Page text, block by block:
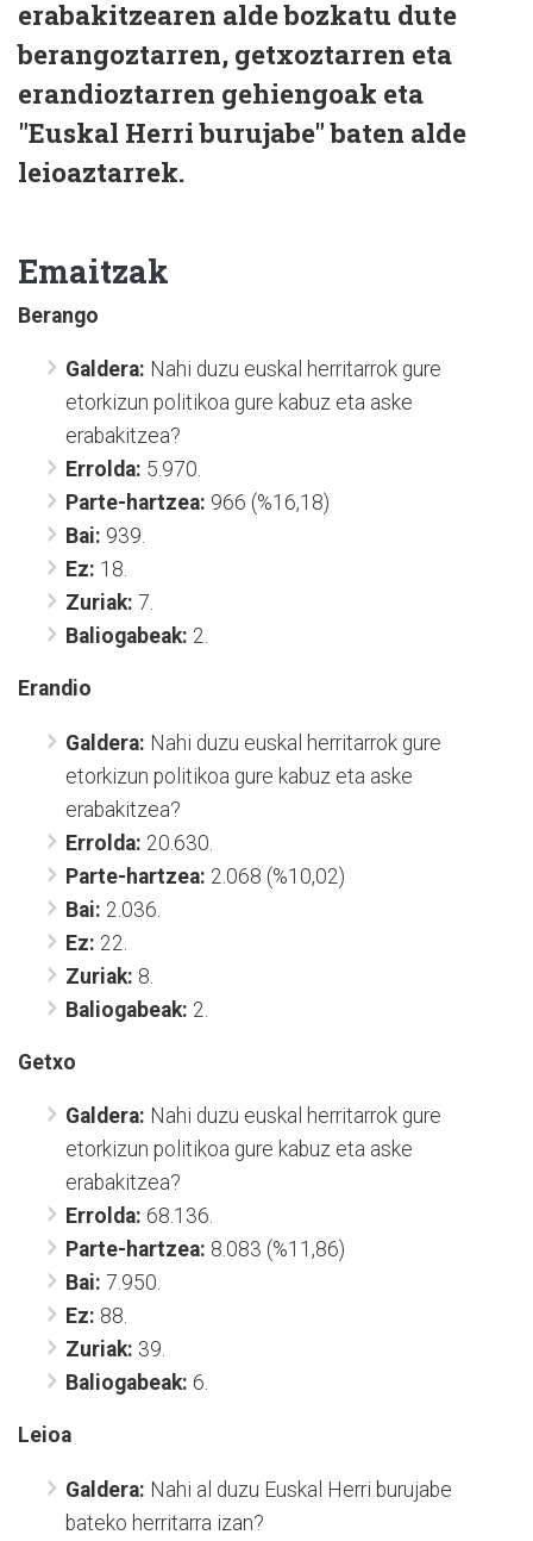
erabakitzearen alde bozkatu dute
berangoztarren, getxoztarren eta
erandioztarren gehiengoak eta
"Euskal Herri burujabe" baten alde
leioaztarrek.
Emaitzak
Berango
Galdera: Nahi duzu euskal herritarrok gure
etorkizun politikoa gure kabuz eta aske
erabakitzea?
Errolda: 5.970.
Parte-hartzea: 966 (%16,18)
Bai: 939.
Ez: 18.
Zuriak: 7.
Baliogabeak: 2.
Erandio
Galdera: Nahi duzu euskal herritarrok gure
etorkizun politikoa gure kabuz eta aske
erabakitzea?
Errolda: 20.630.
Parte-hartzea: 2.068 (%10,02)
Bai: 2.036.
Ez: 22.
Zuriak: 8.
Baliogabeak: 2.
Getxo
Galdera: Nahi duzu euskal herritarrok gure
etorkizun politikoa gure kabuz eta aske
erabakitzea?
Errolda: 68.136.
Parte-hartzea: 8.083 (%11,86)
Bai: 7.950.
Ez: 88.
Zuriak: 39.
Baliogabeak: 6.
Leioa
Galdera: Nahi al duzu Euskal Herri burujabe
bateko herritarra izan?